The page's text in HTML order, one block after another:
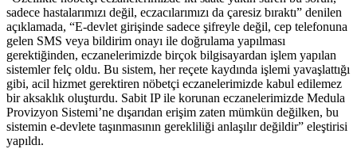
sadece hastalarımızı değil, eczacılarımızı da çaresiz bıraktı” denilen
açıklamada, “E-devlet girişinde sadece şifreyle değil, cep telefonuna
gelen SMS veya bildirim onayı ile doğrulama yapılması
gerektiğinden, eczanelerimizde birçok bilgisayardan işlem yapılan
sistemler felç oldu. Bu sistem, her reçete kaydında işlemi yavaşlattığı
gibi, acil hizmet gerektiren nöbetçi eczanelerimizde kabul edilemez
bir aksaklık oluşturdu. Sabit IP ile korunan eczanelerimizde Medula
Provizyon Sistemi’ne dışarıdan erişim zaten mümkün değilken, bu
sistemin e-devlete taşınmasının gerekliliği anlaşılır değildir” eleştirisi
yapıldı.